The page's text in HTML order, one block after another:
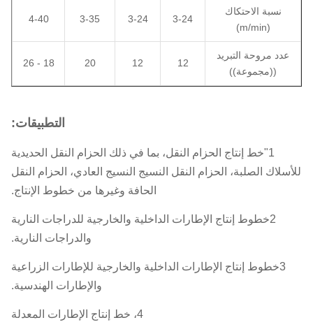
نسبة الاحتكاك
(m/min)
3-24
3-24
3-35
4-40
عدد مروحة التبريد
((مجموعة))
12
12
20
18 - 26
التطبيقات:
1"خط إنتاج الحزام النقل، بما في ذلك الحزام النقل الحديدية
للأسلاك الصلبة، الحزام النقل النسيج النسيج العادي، الحزام النقل
الحافة وغيرها من خطوط الإنتاج.
2خطوط إنتاج الإطارات الداخلية والخارجية للدراجات النارية
والدراجات النارية.
3خطوط إنتاج الإطارات الداخلية والخارجية للإطارات الزراعية
والإطارات الهندسية.
4، خط إنتاج الإطارات المعدلة